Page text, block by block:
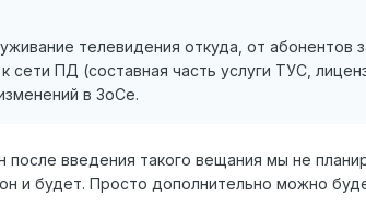
телевидения откуда, от
сети ПД (составная часть услуги ТУС,
в ЗоСе.
после введения такого вещания мы не
и будет. Просто дополнительно можно